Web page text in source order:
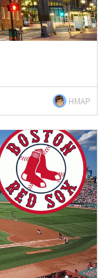
HMAP